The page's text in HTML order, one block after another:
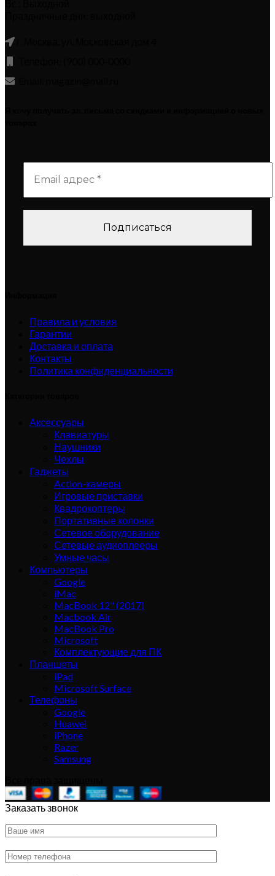
Правила и условия
Гарантии
Доставка и оплата
Контакты
Политика конфиденциальности
Аксессуары
Клавиатуры
Наушники
Чехлы
Гаджеты
Action-камеры
Игровые приставки
Квадрокоптеры
Портативные колонки
Сетевое оборудование
Сетевые аудиоплееры
Умные часы
Компьютеры
Google
iMac
MacBook 12" (2017)
Macbook Air
MacBook Pro
Microsoft
Комплектующие для ПК
Планшеты
iPad
Microsoft Surface
Телефоны
Google
Huawei
iPhone
Razer
Samsung
Заказать звонок